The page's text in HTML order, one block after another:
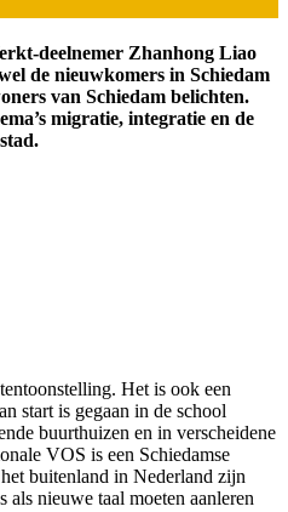
deelnemer Zhanhong Liao
de nieuwkomers in Schiedam
van Schiedam belichten.
migratie, integratie en de
Het is ook een
start is gegaan in de school
buurthuizen en in verscheidene
VOS is een Schiedamse
buitenland in Nederland zijn
nieuwe taal moeten aanleren